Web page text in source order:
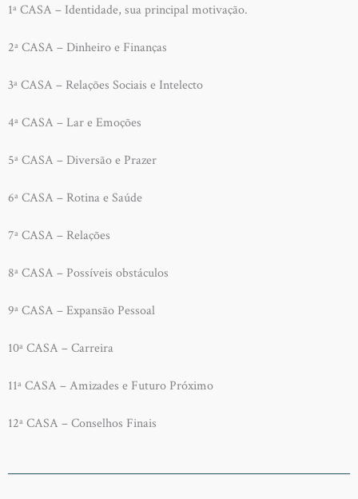
1ª CASA – Identidade, sua principal motivação.
2ª CASA – Dinheiro e Finanças
3ª CASA – Relações Sociais e Intelecto
4ª CASA – Lar e Emoções
5ª CASA – Diversão e Prazer
6ª CASA – Rotina e Saúde
7ª CASA – Relações
8ª CASA – Possíveis obstáculos
9ª CASA – Expansão Pessoal
10ª CASA – Carreira
11ª CASA – Amizades e Futuro Próximo
12ª CASA – Conselhos Finais